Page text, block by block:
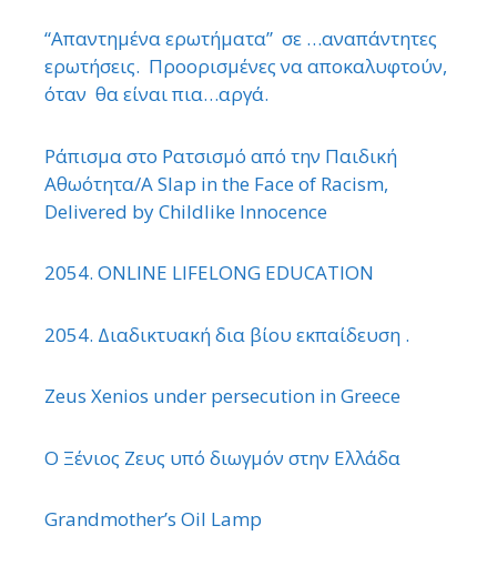
“Απαντημένα ερωτήματα” σε …αναπάντητες
ερωτήσεις. Προορισμένες να αποκαλυφτούν,
όταν θα είναι πια…αργά.
Ράπισμα στο Ρατσισμό από την Παιδική
Αθωότητα/A Slap in the Face of Racism,
Delivered by Childlike Innocence
2054. ONLINE LIFELONG EDUCATION
2054. Διαδικτυακή δια βίου εκπαίδευση .
Zeus Xenios under persecution in Greece
Ο Ξένιος Ζευς υπό διωγμόν στην Ελλάδα
Grandmother’s Oil Lamp